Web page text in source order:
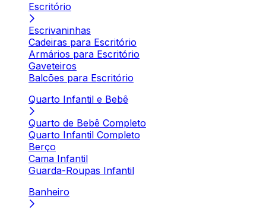
Escritório
Escrivaninhas
Cadeiras para Escritório
Armários para Escritório
Gaveteiros
Balcões para Escritório
Quarto Infantil e Bebê
Quarto de Bebê Completo
Quarto Infantil Completo
Berço
Cama Infantil
Guarda-Roupas Infantil
Banheiro